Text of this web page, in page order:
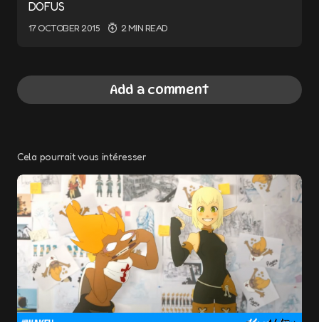
DOFUS
17 OCTOBER 2015 2 MIN READ
Add a comment
Your email address will not be published.
Required fields are marked*
Message*
Cela pourrait vous intéresser